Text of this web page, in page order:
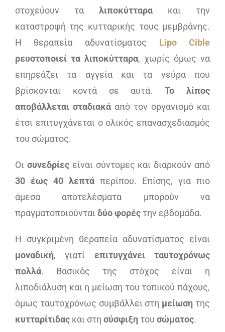
στοχεύουν τα λιποκύτταρα και την
καταστροφή της κυτταρικής τους μεμβράνης.
Η θεραπεία αδυνατίσματος Lipo Cible
ρευστοποιεί τα λιποκύτταρα, χωρίς όμως να
επηρεάζει τα αγγεία και τα νεύρα που
βρίσκονται κοντά σε αυτά.Το λίπος
αποβάλλεται σταδιακά από τον οργανισμό και
έτσι επιτυγχάνεται ο ολικός επανασχεδιασμός
του σώματος.
Οι συνεδρίεςείναι σύντομες και διαρκούν από
30 έως 40 λεπτά περίπου. Επίσης, για πιο
άμεσα αποτελέσματα μπορούν να
πραγματοποιούνται δύο φορέςτην εβδομάδα.
Η συγκριμένη θεραπεία αδυνατίσματος είναι
μοναδική, γιατί επιτυγχάνει ταυτοχρόνως
πολλά. Βασικός της στόχος είναι η
λιποδιάλυση και η μείωση του τοπικού πάχους,
όμως ταυτοχρόνως συμβάλλει στη μείωσητης
κυτταρίτιδαςκαι στη σύσφιξητου σώματος.